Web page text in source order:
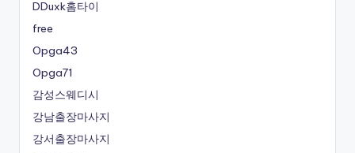
DDuxk홈타이
free
Opga43
Opga71
감성스웨디시
강남출장마사지
강서출장마사지